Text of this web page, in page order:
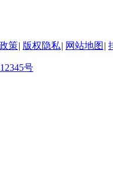
策| 版权隐私| 网站地图 |
号